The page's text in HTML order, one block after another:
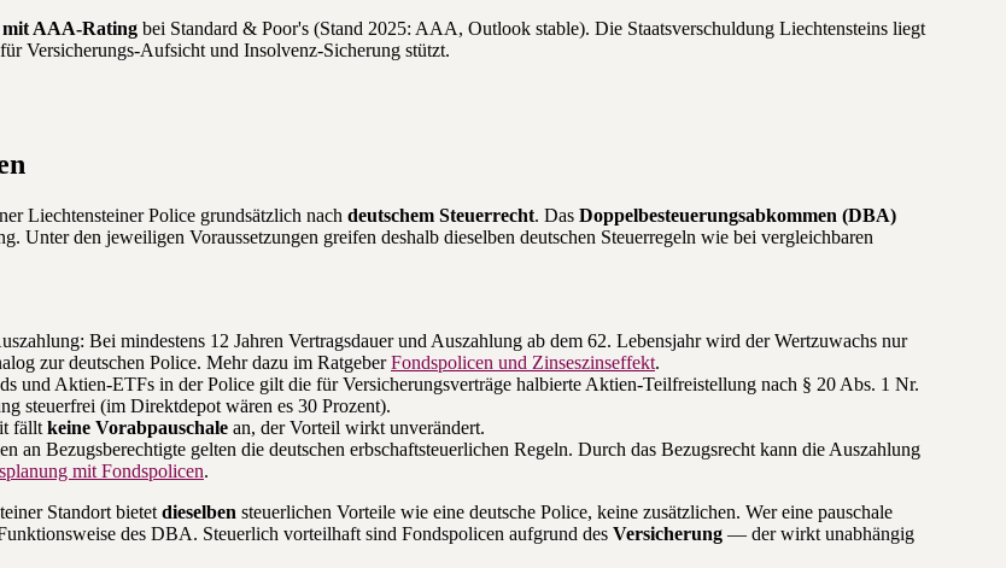
mit AAA-Rating bei Standard & Poor's (Stand 2025: AAA, Outlook stable). Die Staatsverschuldung Liechtensteins liegt
Versicherungs-Aufsicht und Insolvenz-Sicherung stützt.
Liechtensteiner Police grundsätzlich nach deutschem Steuerrecht. Das Doppelbesteuerungsabkommen (DBA)
Unter den jeweiligen Voraussetzungen greifen deshalb dieselben deutschen Steuerregeln wie bei vergleichbaren
Bei mindestens 12 Jahren Vertragsdauer und Auszahlung ab dem 62. Lebensjahr wird der Wertzuwachs nur
zur deutschen Police. Mehr dazu im RatgeberFondspolicen und Zinseszinseffekt.
und Aktien-ETFs in der Police gilt die für Versicherungsverträge halbierte Aktien-Teilfreistellung nach § 20 Abs. 1 Nr.
steuerfrei (im Direktdepot wären es 30 Prozent).
fällt keine Vorabpauschale an, der Vorteil wirkt unverändert.
an Bezugsberechtigte gelten die deutschen erbschaftsteuerlichen Regeln. Durch das Bezugsrecht kann die Auszahlung
mit Fondspolicen.
Standort bietet dieselben steuerlichen Vorteile wie eine deutsche Police, keine zusätzlichen. Wer eine pauschale
des DBA. Steuerlich vorteilhaft sind Fondspolicen aufgrund des Versicherung — der wirkt unabhängig